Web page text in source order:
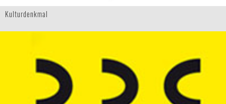
Kulturdenkmal